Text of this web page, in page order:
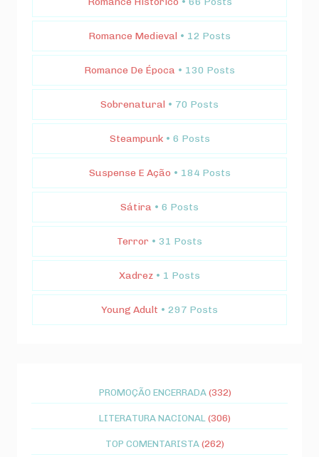
Romance Medieval • 12 Posts
Romance De Época • 130 Posts
Sobrenatural • 70 Posts
Steampunk • 6 Posts
Suspense E Ação • 184 Posts
Sátira • 6 Posts
Terror • 31 Posts
Xadrez • 1 Posts
Young Adult • 297 Posts
PROMOÇÃO ENCERRADA (332)
LITERATURA NACIONAL (306)
TOP COMENTARISTA(262)